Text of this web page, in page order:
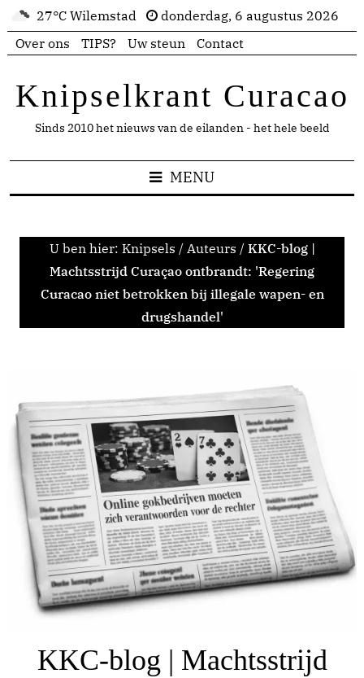
27°C Wilemstad
donderdag, 6 augustus 2026
Over ons
TIPS? Uw steun Contact
Knipselkrant Curacao
Sinds 2010 het nieuws van de eilanden - het hele beeld
MENU
U ben hier: Knipsels / Auteurs / KKC-blog |
Machtsstrijd Curaçao ontbrandt: 'Regering
Curacao niet betrokken bij illegale wapen- en
drugshandel'
KKC-blog | Machtsstrijd